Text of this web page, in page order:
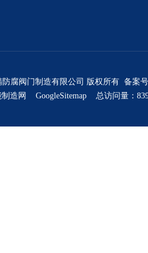
防腐阀门制造有限公司 版权所有 备案
造网 GoogleSitemap 总访问量：